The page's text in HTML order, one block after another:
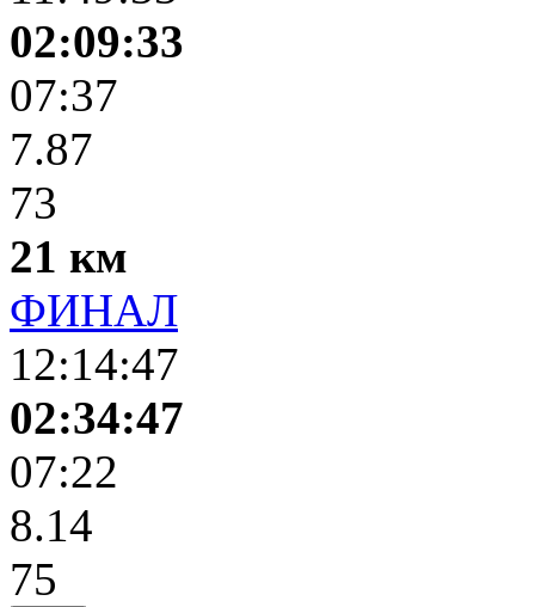
02:09:33
07:37
7.87
73
21 км
ФИНАЛ
12:14:47
02:34:47
07:22
8.14
75